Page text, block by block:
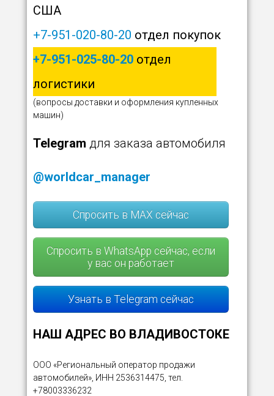
США
+7-951-020-80-20 отдел покупок
+7-951-025-80-20 отдел
логистики
(вопросы доставки и оформления купленных
машин)
Telegram для заказа автомобиля
@worldcar_manager
Спросить в MAX сейчас
Спросить в WhatsApp сейчас, если
у вас он работает
Узнать в Telegram сейчас
НАШ АДРЕС ВО ВЛАДИВОСТОКЕ
ООО «Региональный оператор продажи
автомобилей», ИНН 2536314475, тел.
+78003336232